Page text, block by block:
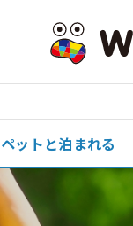
ペットと泊まれる